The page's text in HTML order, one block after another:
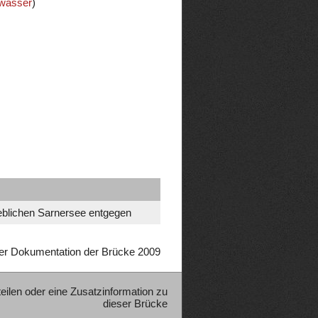
Sarnersee entgegen
Dokumentation der Brücke 2009
oder eine Zusatzinformation zu
dieser Brücke